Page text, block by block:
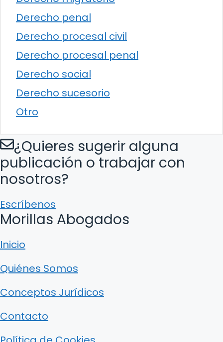
Derecho penal
Derecho procesal civil
Derecho procesal penal
Derecho social
Derecho sucesorio
Otro
¿Quieres sugerir alguna
publicación o trabajar con
nosotros?
Escríbenos
Morillas Abogados
Inicio
Quiénes Somos
Conceptos Jurídicos
Contacto